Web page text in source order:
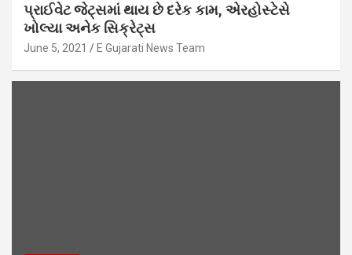
પ્રાઈવેટ જેટ્સમાં થાય છે દરેક કામ, એરહોસ્ટેસે
ખોલ્યા અનેક સિક્રેટ્સ
June 5, 2021 E Gujarati News Team